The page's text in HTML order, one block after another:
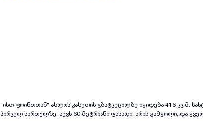
"ისთ ფოინთთან" ახლოს კახეთის გზატკეცილზე იყიდება 416 კვ.მ.
პირველ სართულზე, აქვს 60 მეტრიანი ფასადი, არის გამჭოლი, და ყველა ნომერს აქვს ფანჯარა და სველი წერტილი, ჯამში